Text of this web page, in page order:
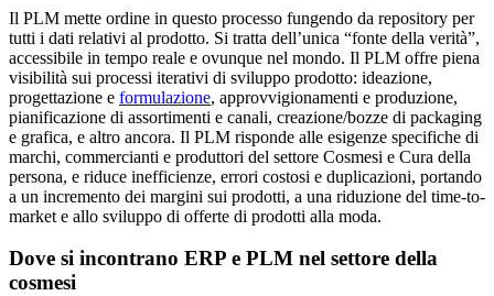
Il PLM mette ordine in questo processo fungendo da repository per
tutti i dati relativi al prodotto. Si tratta dell’unica “fonte della verità”,
accessibile in tempo reale e ovunque nel mondo. Il PLM offre piena
visibilità sui processi iterativi di sviluppo prodotto: ideazione,
progettazione e formulazione, approvvigionamenti e produzione,
pianificazione di assortimenti e canali, creazione/bozze di packaging
e grafica, e altro ancora. Il PLM risponde alle esigenze specifiche di
marchi, commercianti e produttori del settore Cosmesi e Cura della
persona, e riduce inefficienze, errori costosi e duplicazioni, portando
a un incremento dei margini sui prodotti, a una riduzione del time-to-
market e allo sviluppo di offerte di prodotti alla moda.
Dove si incontrano ERP e PLM nel settore della
cosmesi